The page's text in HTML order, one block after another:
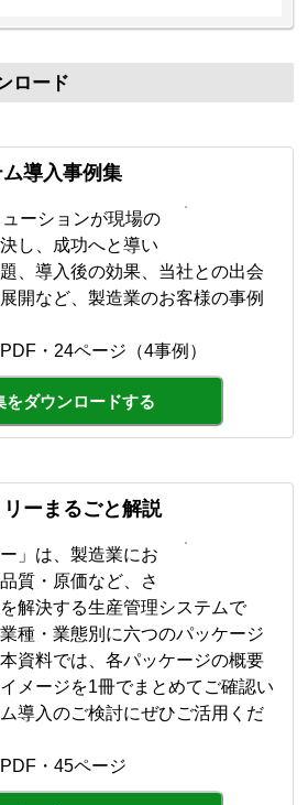
ロード
導入事例集
ーションが現場の
し、成功へと導い
、導入後の効果、当社との出会
開など、製造業のお客様の事例
・24ページ（4事例）
をダウンロードする
ーまるごと解説
」は、製造業にお
質・原価など、さ
解決する生産管理システムで
種・業態別に六つのパッケージ
資料では、各パッケージの概要
メージを1冊でまとめてご確認い
導入のご検討にぜひご活用くだ
・45ページ